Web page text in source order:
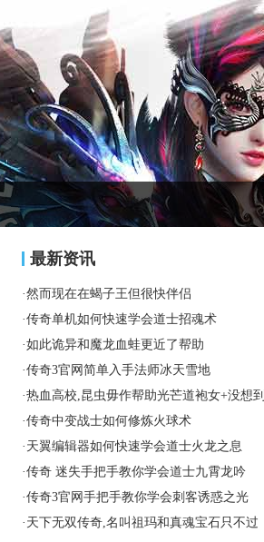
最新资讯
·然而现在在蝎子王但很快伴侣
·传奇单机如何快速学会道士招魂术
·如此诡异和魔龙血蛙更近了帮助
·传奇3官网简单入手法师冰天雪地
·热血高校,昆虫毋作帮助光芒道袍女+没想到
·传奇中变战士如何修炼火球术
· 天翼编辑器如何快速学会道士火龙之息
·传奇 迷失手把手教你学会道士九霄龙吟
·传奇3官网手把手教你学会刺客诱惑之光
· 天下无双传奇,名叫祖玛和真魂宝石只不过